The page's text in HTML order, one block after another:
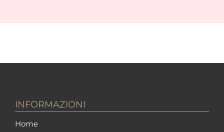
INFORMAZIONI
Home